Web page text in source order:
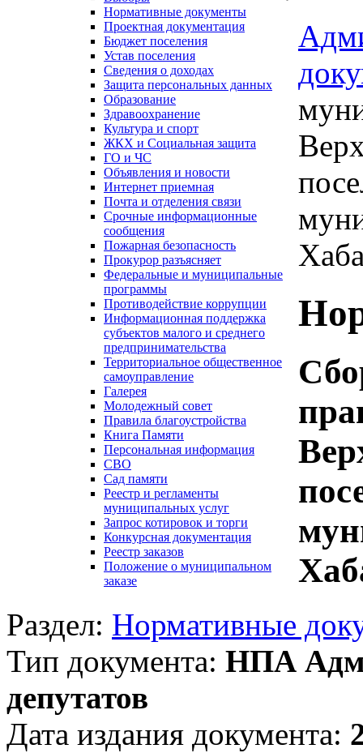
Нормативные документы
Проектная документация
Бюджет поселения
Устав поселения
Сведения о доходах
Защита персональных данных
Образование
Здравоохранение
Культура и спорт
ЖКХ и Социальная защита
ГО и ЧС
Объявления и новости
Интернет приемная
Почта и отделения связи
Срочные информационные
сообщения
Пожарная безопасность
Прокурор разъясняет
Федеральные и муниципальные
программы
Противодействие коррупции
Информационная поддержка
субъектов малого и среднего
предпринимательства
Территориальное общественное
самоуправление
Галерея
Молодежный совет
Правила благоустройства
Книга Памяти
Персональная информация
СВО
Сад памяти
Реестр и регламенты
муниципальных услуг
Запрос котировок и торги
Конкурсная документация
Реестр заказов
Положение о муниципальном
заказе
Раздел: Нормативные
Тип документа: НПА
депутатов
Дата издания документа: